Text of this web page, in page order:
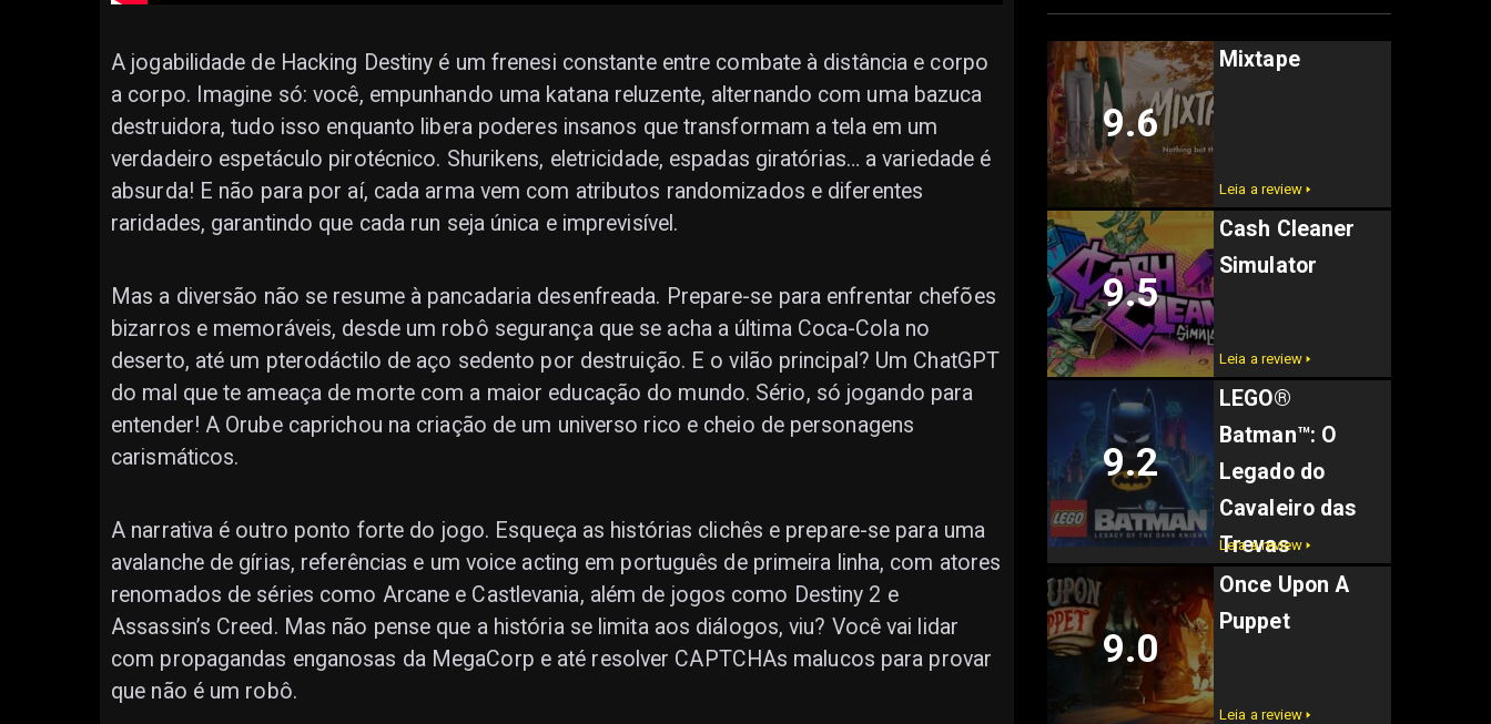
A jogabilidade de Hacking Destiny é um frenesi constante entre combate à distância e corpo
a corpo. Imagine só: você, empunhando uma katana reluzente, alternando com uma bazuca
destruidora, tudo isso enquanto libera poderes insanos que transformam a tela em um
verdadeiro espetáculo pirotécnico. Shurikens, eletricidade, espadas giratórias… a variedade é
absurda! E não para por aí, cada arma vem com atributos randomizados e diferentes
raridades, garantindo que cada run seja única e imprevisível.
Mas a diversão não se resume à pancadaria desenfreada. Prepare-se para enfrentar chefões
bizarros e memoráveis, desde um robô segurança que se acha a última Coca-Cola no
deserto, até um pterodáctilo de aço sedento por destruição. E o vilão principal? Um ChatGPT
do mal que te ameaça de morte com a maior educação do mundo. Sério, só jogando para
entender! A Orube caprichou na criação de um universo rico e cheio de personagens
carismáticos.
A narrativa é outro ponto forte do jogo. Esqueça as histórias clichês e prepare-se para uma
avalanche de gírias, referências e um voice acting em português de primeira linha, com atores
renomados de séries como Arcane e Castlevania, além de jogos como Destiny 2 e
Assassin’s Creed. Mas não pense que a história se limita aos diálogos, viu? Você vai lidar
com propagandas enganosas da MegaCorp e até resolver CAPTCHAs malucos para provar
que não é um robô.
Mixtape
9.6
Leia a review 🢒
Cash Cleaner
Simulator
9.5
Leia a review 🢒
LEGO®
Batman™: O
Legado do
Cavaleiro das
Trevas
9.2
Leia a review 🢒
Once Upon A
Puppet
9.0
Leia a review 🢒